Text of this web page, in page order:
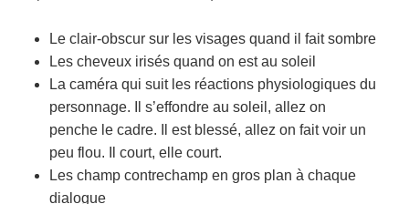
Le clair-obscur sur les visages quand il fait sombre
Les cheveux irisés quand on est au soleil
La caméra qui suit les réactions physiologiques du
personnage. Il s’effondre au soleil, allez on
penche le cadre. Il est blessé, allez on fait voir un
peu flou. Il court, elle court.
Les champ contrechamp en gros plan à chaque
dialogue